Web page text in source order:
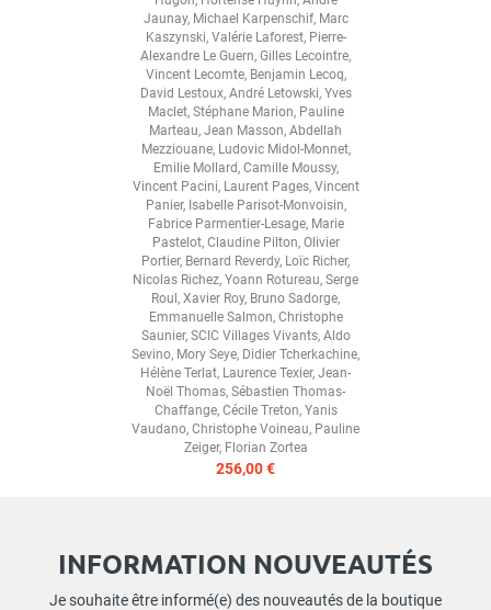
Jaunay, Michael Karpenschif, Marc
Kaszynski, Valérie Laforest, Pierre-
Alexandre Le Guern, Gilles Lecointre,
Vincent Lecomte, Benjamin Lecoq,
David Lestoux, André Letowski, Yves
Maclet, Stéphane Marion, Pauline
Marteau, Jean Masson, Abdellah
Mezziouane, Ludovic Midol-Monnet,
Emilie Mollard, Camille Moussy,
Vincent Pacini, Laurent Pages, Vincent
Panier, Isabelle Parisot-Monvoisin,
Fabrice Parmentier-Lesage, Marie
Pastelot, Claudine Pilton, Olivier
Portier, Bernard Reverdy, Loïc Richer,
Nicolas Richez, Yoann Rotureau, Serge
Roul, Xavier Roy, Bruno Sadorge,
Emmanuelle Salmon, Christophe
Saunier, SCIC Villages Vivants, Aldo
Sevino, Mory Seye, Didier Tcherkachine,
Hélène Terlat, Laurence Texier, Jean-
Noël Thomas, Sébastien Thomas-
Chaffange, Cécile Treton, Yanis
Vaudano, Christophe Voineau, Pauline
Zeiger, Florian Zortea
256,00 €
INFORMATION NOUVEAUTÉS
Je souhaite être informé(e) des nouveautés de la boutique